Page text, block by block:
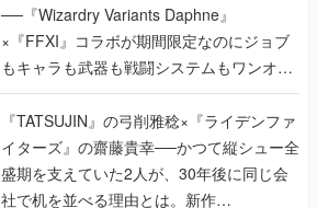
──『Wizardry Variants Daphne』
×『FFXI』コラボが期間限定なのにジョブ
もキャラも武器も戦闘システムもワンオフ
で作り込まれた理由を両ディレクターに聞
く
『TATSUJIN』の弓削雅稔×『ライデンファ
イターズ』の齋藤貴幸──かつて縦シュー全
盛期を支えていた2人が、30年後に同じ会
社で机を並べる理由とは。新作